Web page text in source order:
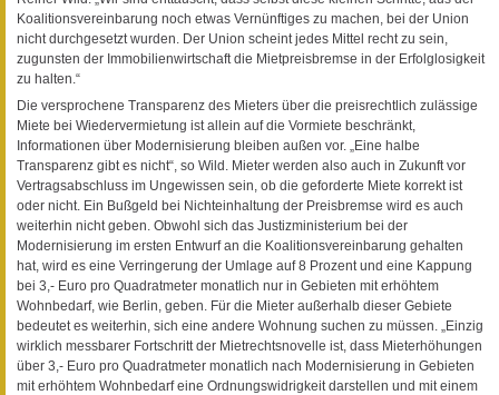
Koalitionsvereinbarung noch etwas Vernünftiges zu machen, bei der Union
nicht durchgesetzt wurden. Der Union scheint jedes Mittel recht zu sein,
zugunsten der Immobilienwirtschaft die Mietpreisbremse in der Erfolglosigkeit
zu halten.“
Die versprochene Transparenz des Mieters über die preisrechtlich zulässige
Miete bei Wiedervermietung ist allein auf die Vormiete beschränkt,
Informationen über Modernisierung bleiben außen vor. „Eine halbe
Transparenz gibt es nicht“, so Wild. Mieter werden also auch in Zukunft vor
Vertragsabschluss im Ungewissen sein, ob die geforderte Miete korrekt ist
oder nicht. Ein Bußgeld bei Nichteinhaltung der Preisbremse wird es auch
weiterhin nicht geben. Obwohl sich das Justizministerium bei der
Modernisierung im ersten Entwurf an die Koalitionsvereinbarung gehalten
hat, wird es eine Verringerung der Umlage auf 8 Prozent und eine Kappung
bei 3,- Euro pro Quadratmeter monatlich nur in Gebieten mit erhöhtem
Wohnbedarf, wie Berlin, geben. Für die Mieter außerhalb dieser Gebiete
bedeutet es weiterhin, sich eine andere Wohnung suchen zu müssen. „Einzig
wirklich messbarer Fortschritt der Mietrechtsnovelle ist, dass Mieterhöhungen
über 3,- Euro pro Quadratmeter monatlich nach Modernisierung in Gebieten
mit erhöhtem Wohnbedarf eine Ordnungswidrigkeit darstellen und mit einem